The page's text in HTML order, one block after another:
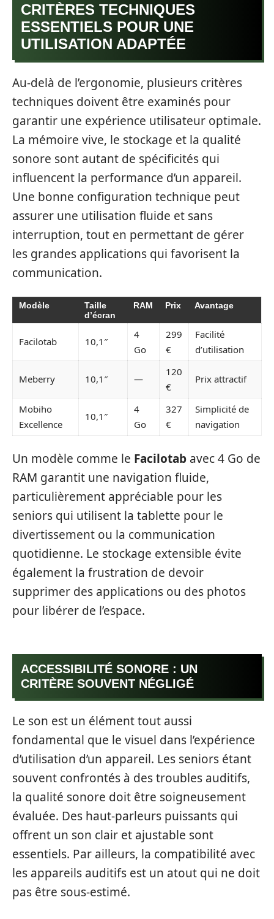
CRITÈRES TECHNIQUES
ESSENTIELS POUR UNE
UTILISATION ADAPTÉE
Au-delà de l’ergonomie, plusieurs critères
techniques doivent être examinés pour
garantir une expérience utilisateur optimale.
La mémoire vive, le stockage et la qualité
sonore sont autant de spécificités qui
influencent la performance d’un appareil.
Une bonne configuration technique peut
assurer une utilisation fluide et sans
interruption, tout en permettant de gérer
les grandes applications qui favorisent la
communication.
Modèle
Taille
d’écran
RAM Prix Avantage
Facilotab 10,1″
4
Go
299
€
Facilité
d’utilisation
Meberry 10,1″ —
120
€
Prix attractif
Mobiho
Excellence
10,1″
4
Go
327
€
Simplicité de
navigation
Un modèle comme le Facilotab avec 4 Go de
RAM garantit une navigation fluide,
particulièrement appréciable pour les
seniors qui utilisent la tablette pour le
divertissement ou la communication
quotidienne. Le stockage extensible évite
également la frustration de devoir
supprimer des applications ou des photos
pour libérer de l’espace.
ACCESSIBILITÉ SONORE : UN
CRITÈRE SOUVENT NÉGLIGÉ
Le son est un élément tout aussi
fondamental que le visuel dans l’expérience
d’utilisation d’un appareil. Les seniors étant
souvent confrontés à des troubles auditifs,
la qualité sonore doit être soigneusement
évaluée. Des haut-parleurs puissants qui
offrent un son clair et ajustable sont
essentiels. Par ailleurs, la compatibilité avec
les appareils auditifs est un atout qui ne doit
pas être sous-estimé.